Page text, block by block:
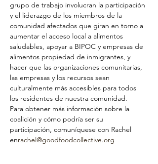
grupo de trabajo involucran la participación
y el liderazgo de los miembros de la
comunidad afectados que giran en torno a
aumentar el acceso local a alimentos
saludables, apoyar a BIPOC y empresas de
alimentos propiedad de inmigrantes, y
hacer que las organizaciones comunitarias,
las empresas y los recursos sean
culturalmente más accesibles para todos
los residentes de nuestra comunidad.
Para obtener más información sobre la
coalición y cómo podría ser su
participación, comuníquese con Rachel
enrachel@goodfoodcollective.org